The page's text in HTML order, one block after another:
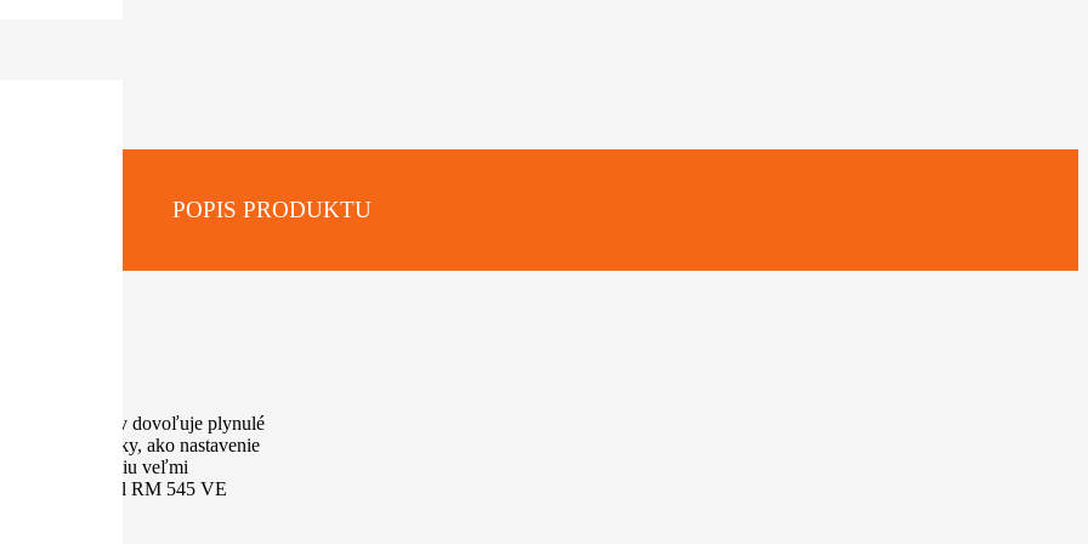
POPIS PRODUKTU
modelov dovoľuje plynulé
ovládacie prvky, ako nastavenie
riešeniu veľmi
detailov. Model RM 545 VE